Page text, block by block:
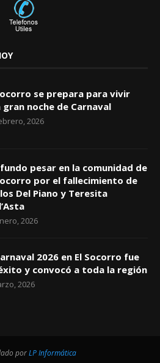
se prepara para vivir
gran noche de Carnaval
2026
pesar en la comunidad de
por el fallecimiento de
Del Piano y Teresita
2026
2026 en El Socorro fue
y convocó a toda la región
2026
porLP Informática